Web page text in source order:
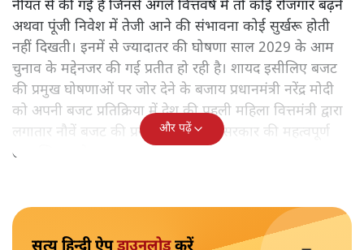
नीयत से की गई हैं जिनसे अगले वित्तवर्ष में तो कोई रोजगार बढ़ने
अथवा पूंजी निवेश में तेजी आने की संभावना कोई सुर्खरू होती
नहीं दिखती। इनमें से ज्यादातर की घोषणा साल 2029 के आम
चुनाव के मद्देनजर की गई प्रतीत हो रही है। शायद इसीलिए बजट
की प्रमुख घोषणाओं पर जोर देने के बजाय प्रधानमंत्री नरेंद्र मोदी
को अपनी बजट प्रतिक्रिया में देश की पहली महिला वित्तमंत्री द्वारा
लगातार नौवें बजट की प्रस्तुति को अपनी सरकार की महत्वपूर्ण
उपलब्धि बताने पर मजबूर होना पड़ा।
और पढ़ें